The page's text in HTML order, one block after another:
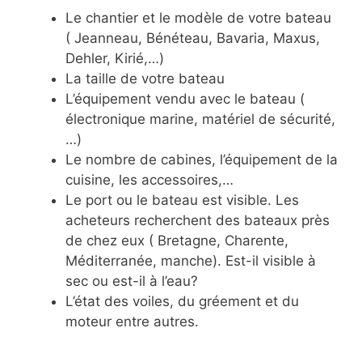
Le chantier et le modèle de votre bateau
( Jeanneau, Bénéteau, Bavaria, Maxus,
Dehler, Kirié,…)
La taille de votre bateau
L’équipement vendu avec le bateau (
électronique marine, matériel de sécurité,
…)
Le nombre de cabines, l’équipement de la
cuisine, les accessoires,…
Le port ou le bateau est visible. Les
acheteurs recherchent des bateaux près
de chez eux ( Bretagne, Charente,
Méditerranée, manche). Est-il visible à
sec ou est-il à l’eau?
L’état des voiles, du gréement et du
moteur entre autres.